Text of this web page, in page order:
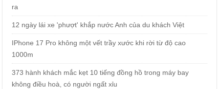
ra
12 ngày lái xe 'phượt' khắp nước Anh của du khách Việt
IPhone 17 Pro không một vết trầy xước khi rời từ độ cao
1000m
373 hành khách mắc kẹt 10 tiếng đồng hồ trong máy bay
không điều hoà, có người ngất xỉu